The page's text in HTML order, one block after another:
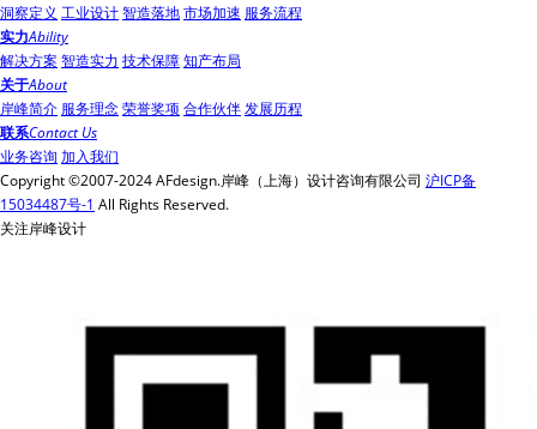
洞察定义 工业设计智造落地市场加速 服务流程
实力Ability
解决方案 智造实力 技术保障知产布局
关于About
岸峰简介 服务理念荣誉奖项合作伙伴发展历程
联系Contact Us
业务咨询 加入我们
Copyright ©2007-2024 AFdesign.岸峰（上海）设计咨询有限公司 沪ICP备
15034487号-1 All Rights Reserved.
关注岸峰设计